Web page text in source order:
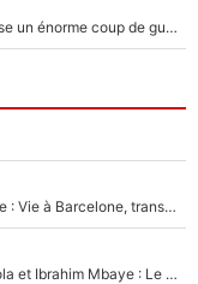
Victime de racisme contre Murray, Kyrgios pousse un énorme coup de gueule !
Lionel Messi est endeuillé par la mort de son père : Vie à Barcelone, transfert au PSG... voilà comment Jorge Messi a joué un rôle essentiel dans sa carrière !
Un record bientôt explosé grâce à Bradley Barcola et Ibrahim Mbaye : Le PSG sur le point de réaliser un mercato historique ?